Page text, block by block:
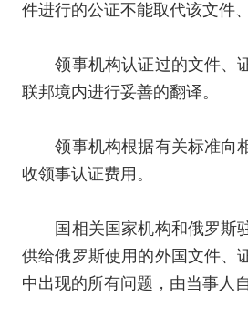
件进行的公证不能取代该文件
领事机构认证过的文件、
联邦境内进行妥善的翻译。
领事机构根据有关标准向
收领事认证费用。
国相关国家机构和俄罗斯
供给俄罗斯使用的外国文件、
中出现的所有问题，由当事人